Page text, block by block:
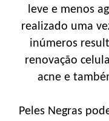
leve e menos
realizado uma
inúmeros
renovação
acne e
Peles Negras